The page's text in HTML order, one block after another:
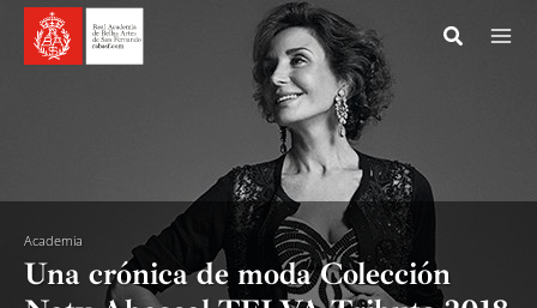
Academia
Una crónica de moda Colección